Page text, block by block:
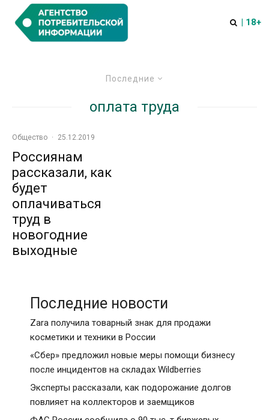
| 18+
Последние
оплата труда
Общество · 25.12.2019
Россиянам
рассказали, как
будет
оплачиваться
труд в
новогодние
выходные
Последние новости
Zara получила товарный знак для продажи
косметики и техники в России
«Сбер» предложил новые меры помощи бизнесу
после инцидентов на складах Wildberries
Эксперты рассказали, как подорожание долгов
повлияет на коллекторов и заемщиков